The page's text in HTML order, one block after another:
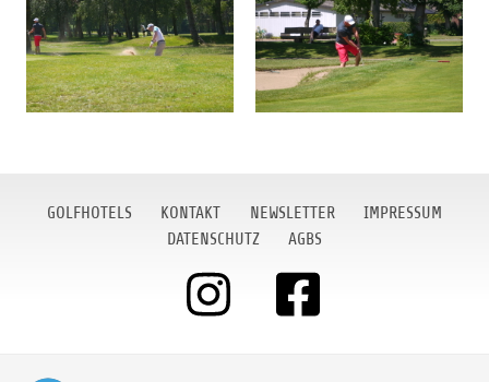
GOLFHOTELS KONTAKT NEWSLETTER
IMPRESSUM
DATENSCHUTZ
AGBS